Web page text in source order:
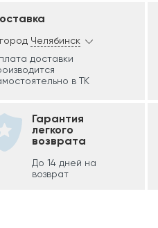
Челябинск
доставки
в ТК
Гарантия
легкого
возврата
До 14 дней на
возврат